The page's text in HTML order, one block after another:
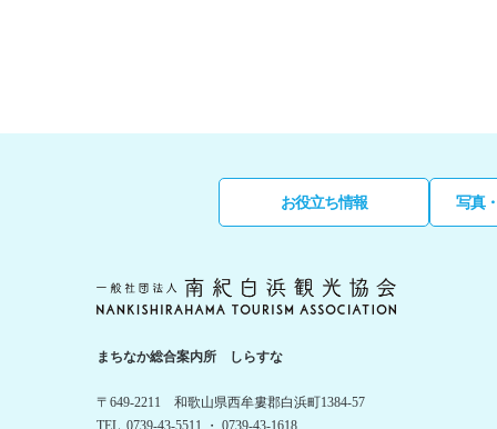
お役立ち情報 写真
まちなか総合案内所 しらすな
〒649-2211 和歌山県西牟婁郡白浜町1384-57
TEL. 0739-43-5511 ・ 0739-43-1618